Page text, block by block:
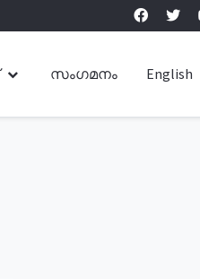
സംഗമനം English